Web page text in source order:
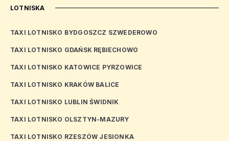
LOTNISKA
TAXI LOTNISKO BYDGOSZCZ SZWEDEROWO
TAXI LOTNISKO GDAŃSK RĘBIECHOWO
TAXI LOTNISKO KATOWICE PYRZOWICE
TAXI LOTNISKO KRAKÓW BALICE
TAXI LOTNISKO LUBLIN ŚWIDNIK
TAXI LOTNISKO OLSZTYN-MAZURY
TAXI LOTNISKO RZESZÓW JESIONKA